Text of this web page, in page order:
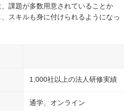
課題が多数用意されていることか
スキルも身に付けられるようになっ
1,000社以上の法人研修実績
通学、オンライン